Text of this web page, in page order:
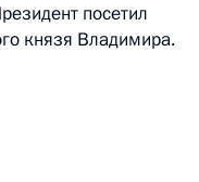
посетил
князя Владимира.